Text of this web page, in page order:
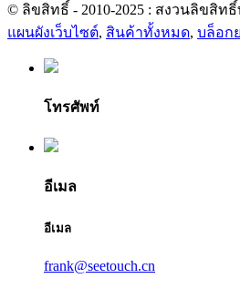
© ลิขสิทธิ์ - 2010-2025 : สงวนลิขสิท
แผนผังเว็บไซต์, สินค้าทั้งหมด, บล็อก
โทรศัพท์
อีเมล
อีเมล
frank@seetouch.cn